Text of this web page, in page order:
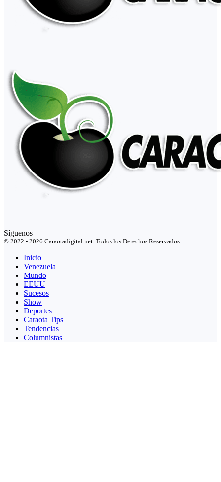
Síguenos
© 2022 - 2026 Caraotadigital.net. Todos los Derechos Reservados.
Inicio
Venezuela
Mundo
EEUU
Sucesos
Show
Deportes
Caraota Tips
Tendencias
Columnistas